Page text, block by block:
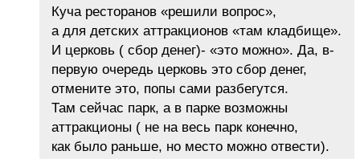
Куча ресторанов «решили вопрос»,
а для детских аттракционов «там кладбище».
И церковь ( сбор денег)- «это можно». Да, в-
первую очередь церковь это сбор денег,
отмените это, попы сами разбегутся.
Там сейчас парк, а в парке возможны
аттракционы ( не на весь парк конечно,
как было раньше, но место можно отвести).